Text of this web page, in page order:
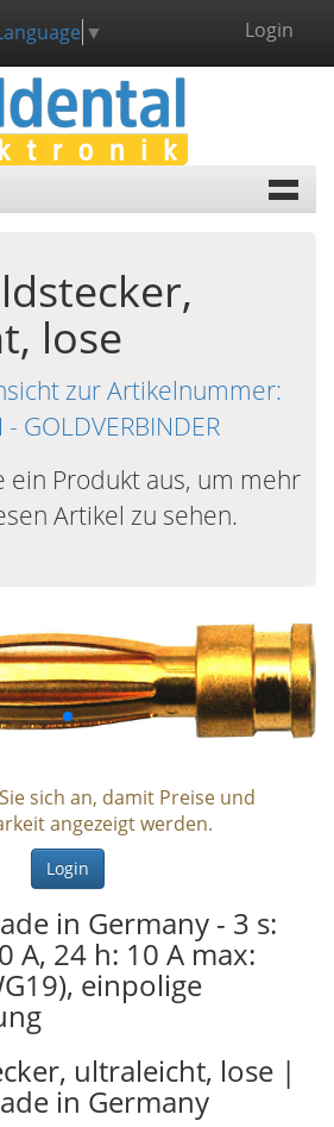
▼ Login
lose
zur Artikelnummer:
GOLDVERBINDER
ein Produkt aus, um mehr
Artikel zu sehen.
sich an, damit Preise und
angezeigt werden.
Login
in Germany - 3 s:
A, 24 h: 10 A max:
einpolige
ultraleicht, lose |
in Germany